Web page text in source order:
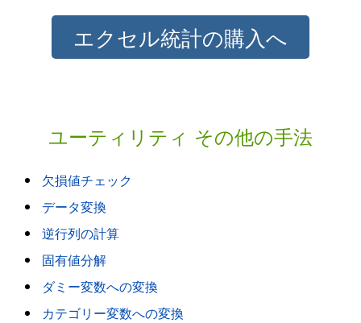
エクセル統計の購入へ
ユーティリティ その他の手法
欠損値チェック
データ変換
逆行列の計算
固有値分解
ダミー変数への変換
カテゴリー変数への変換